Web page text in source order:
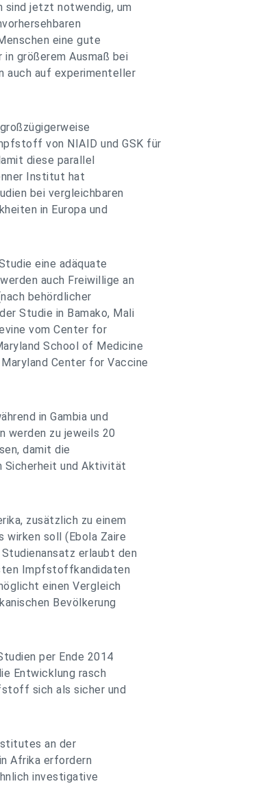
sind jetzt notwendig, um
eine gute
größerem Ausmaß bei
auch auf experimenteller
von NIAID und GSK für
diese parallel
Institut hat
bei vergleichbaren
in Europa und
eine adäquate
auch Freiwillige an
behördlicher
Studie in Bamako, Mali
vom Center for
School of Medicine
Center for Vaccine
in Gambia und
werden zu jeweils 20
damit die
Sicherheit und Aktivität
zusätzlich zu einem
soll (Ebola Zaire
erlaubt den
Impfstoffkandidaten
einen Vergleich
Bevölkerung
per Ende 2014
Entwicklung rasch
sich als sicher und
an der
Afrika erfordern
investigative